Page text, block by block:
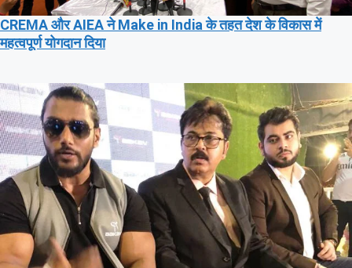
CREMA और AIEA ने Make in India के तहत देश के विकास में
महत्वपूर्ण योगदान दिया